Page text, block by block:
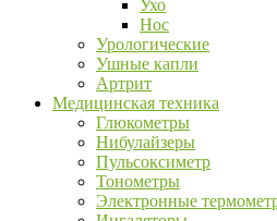
Ухо
Нос
Урологические
Ушные капли
Артрит
Медицинская техника
Глюкометры
Нибулайзеры
Пульсоксиметр
Тонометры
Электронные